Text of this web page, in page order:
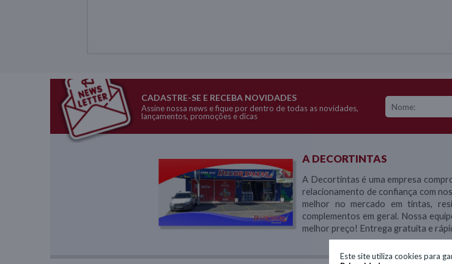
Este site utiliza cookies para
CADASTRE-SE E RECEBA NOVIDADES
Assine nossa news e fique por dentro de todas as novidades,
lançamentos, promoções e dicas
A DECORTINTAS
A Decortintas é uma empresa
relacionamento de confiança com
melhor no mercado em tintas,
complementos em geral. Nossa
melhor preço! Entrega gratuita e